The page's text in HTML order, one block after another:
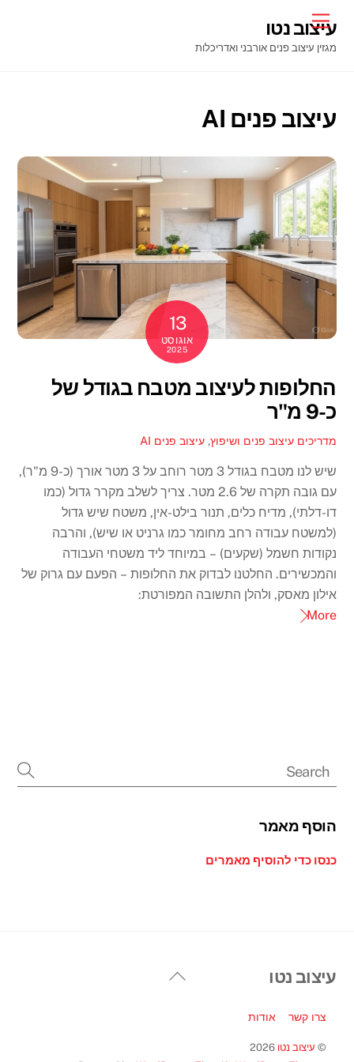
content
Menu
עיצוב נטו
מגזין עיצוב פנים אורבני ואדריכלות
עיצוב פנים AI
13
אוגוסט
2025
החלופות לעיצוב מטבח בגודל של
כ-9 מ"ר
מדריכים עיצוב פנים ושיפוץ,עיצוב פנים AI
שיש לנו מטבח בגודל 3 מטר רוחב על 3 מטר אורך (כ-9 מ"ר),
עם גובה תקרה של 2.6 מטר. צריך לשלב מקרר גדול (כמו
דו-דלתי), מדיח כלים, תנור בילט-אין, משטח שיש גדול
(למשטח עבודה רחב מחומר כמו גרניט או שיש), והרבה
נקודות חשמל (שקעים) – במיוחד ליד משטחי העבודה
והמכשירים. החלטנו לבדוק את החלופות – הפעם עם גרוק של
אילון מאסק, ולהלן התשובה המפורטת:
More
הוסף מאמר
כנסו כדי להוסיף מאמרים
Back
עיצוב נטו
צרו קשר אודות
© עיצוב נטו 2026